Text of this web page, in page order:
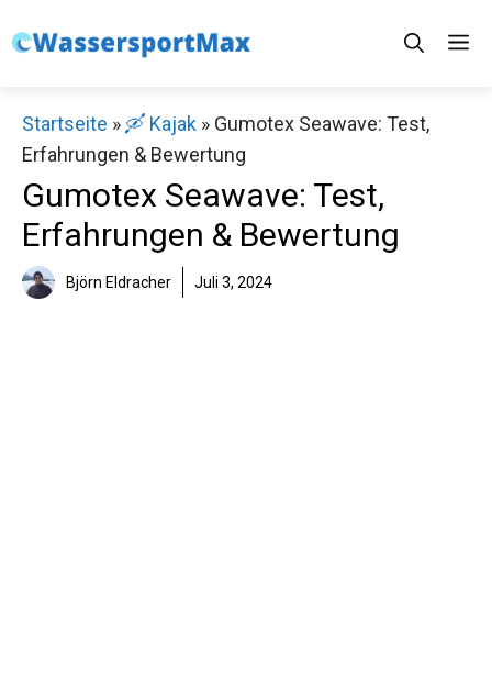
Inhalt
Startseite » 🛶 Kajak » Gumotex Seawave: Test,
Erfahrungen & Bewertung
Gumotex Seawave: Test,
Erfahrungen & Bewertung
Björn Eldracher Juli 3, 2024